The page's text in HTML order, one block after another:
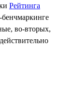
Рейтинга
во-вторых,